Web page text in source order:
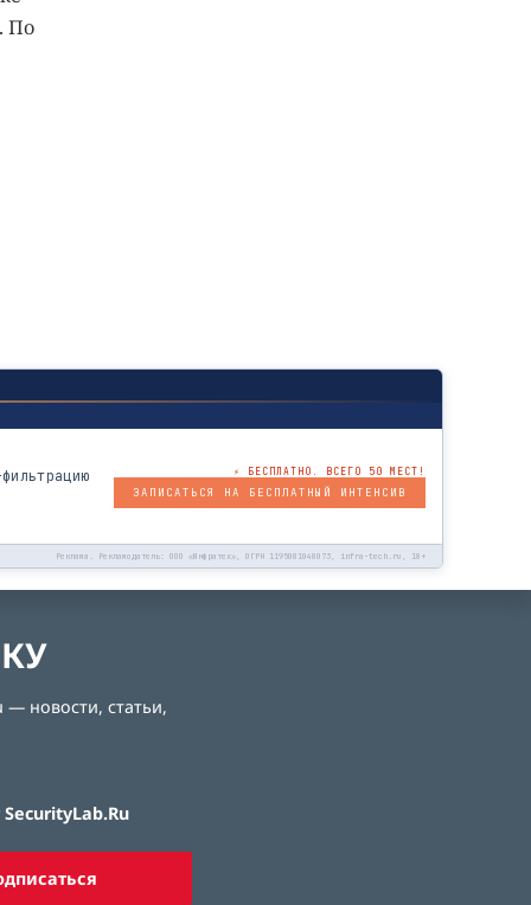
По
⚡ БЕСПЛАТНО. ВСЕГО 50 МЕСТ!
ЗАПИСАТЬСЯ НА БЕСПЛАТНЫЙ ИНТЕНСИВ
Реклама. Рекламодатель: ООО «Инфратех», ОГРН 1195081048073, infra-tech.ru, 18+
новости, статьи,